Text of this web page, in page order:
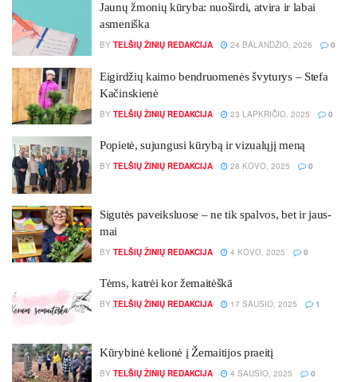
Jaunų žmonių kūryba: nuoširdi, atvira ir labai
asmeniška
BY TELŠIŲ ŽINIŲ REDAKCIJA 24 BALANDŽIO, 2026 0
Ei­gir­džių kai­mo bend­ruo­me­nės švy­tu­rys – Ste­fa
Ka­čins­kie­nė
BY TELŠIŲ ŽINIŲ REDAKCIJA 23 LAPKRIČIO, 2025 0
Po­pie­tė, su­jun­gu­si kū­ry­bą ir vi­zua­lų­jį me­ną
BY TELŠIŲ ŽINIŲ REDAKCIJA 28 KOVO, 2025 0
Si­gu­tės pa­veiks­luo­se – ne tik spal­vos, bet ir jaus­
mai
BY TELŠIŲ ŽINIŲ REDAKCIJA 4 KOVO, 2025 0
Tėms, katrėi kor žemaitėškā
BY TELŠIŲ ŽINIŲ REDAKCIJA 17 SAUSIO, 2025 1
Kū­ry­bi­nė ke­lio­nė į Že­mai­ti­jos praei­tį
BY TELŠIŲ ŽINIŲ REDAKCIJA 4 SAUSIO, 2025 0